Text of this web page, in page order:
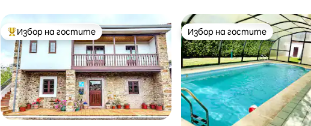
Най-популярен избор на гостите
Избор на гостите Избор на гостите
Избор на гостите